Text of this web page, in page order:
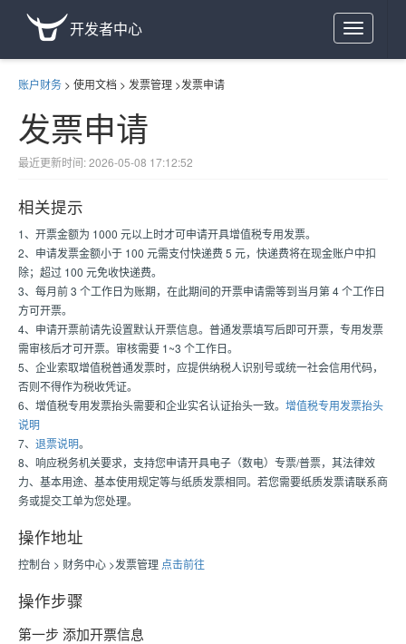
Toggle
navigation
开发者中心
账户财务 > 使用文档 > 发票管理 >发票申请
发票申请
最近更新时间: 2026-05-08 17:12:52
相关提示
1、开票金额为 1000 元以上时才可申请开具增值税专用发票。
2、申请发票金额小于 100 元需支付快递费 5 元，快递费将在现金账户中扣
除；超过 100 元免收快递费。
3、每月前 3 个工作日为账期，在此期间的开票申请需等到当月第 4 个工作日
方可开票。
4、申请开票前请先设置默认开票信息。普通发票填写后即可开票，专用发票
需审核后才可开票。审核需要 1~3 个工作日。
5、企业索取增值税普通发票时，应提供纳税人识别号或统一社会信用代码，
否则不得作为税收凭证。
6、增值税专用发票抬头需要和企业实名认证抬头一致。 增值税专用发票抬头
说明
7、 退票说明。
8、响应税务机关要求，支持您申请开具电子（数电）专票/普票，其法律效
力、基本用途、基本使用规定等与纸质发票相同。若您需要纸质发票请联系商
务或提交工单为您处理。
操作地址
控制台 > 财务中心 >发票管理 点击前往
操作步骤
第一步 添加开票信息